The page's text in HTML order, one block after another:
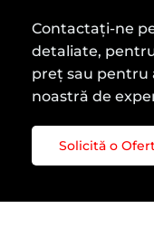
Contactați-ne
detaliate,
preț sau pentru
noastră de
Solicită o